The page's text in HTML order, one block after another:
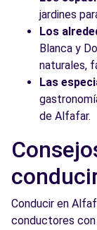
jardines
Los
Blanca y
naturales,
Las
de Alfafar.
Conducir en
conductores